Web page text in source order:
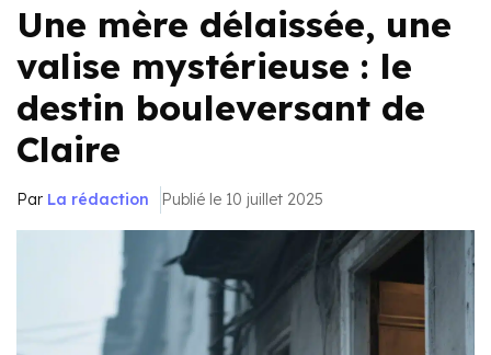
Une mère délaissée, une
valise mystérieuse : le
destin bouleversant de
Claire
Par La rédaction Publié le 10 juillet 2025